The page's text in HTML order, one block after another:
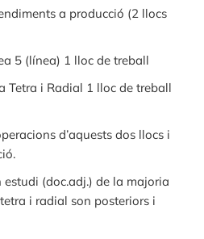
a producció (2 llocs
5 (línea) 1 lloc de treball
Tetra i Radial 1 lloc de treball
d’aquests dos llocs i
estudi (doc.adj.) de la majoria
i radial son posteriors i